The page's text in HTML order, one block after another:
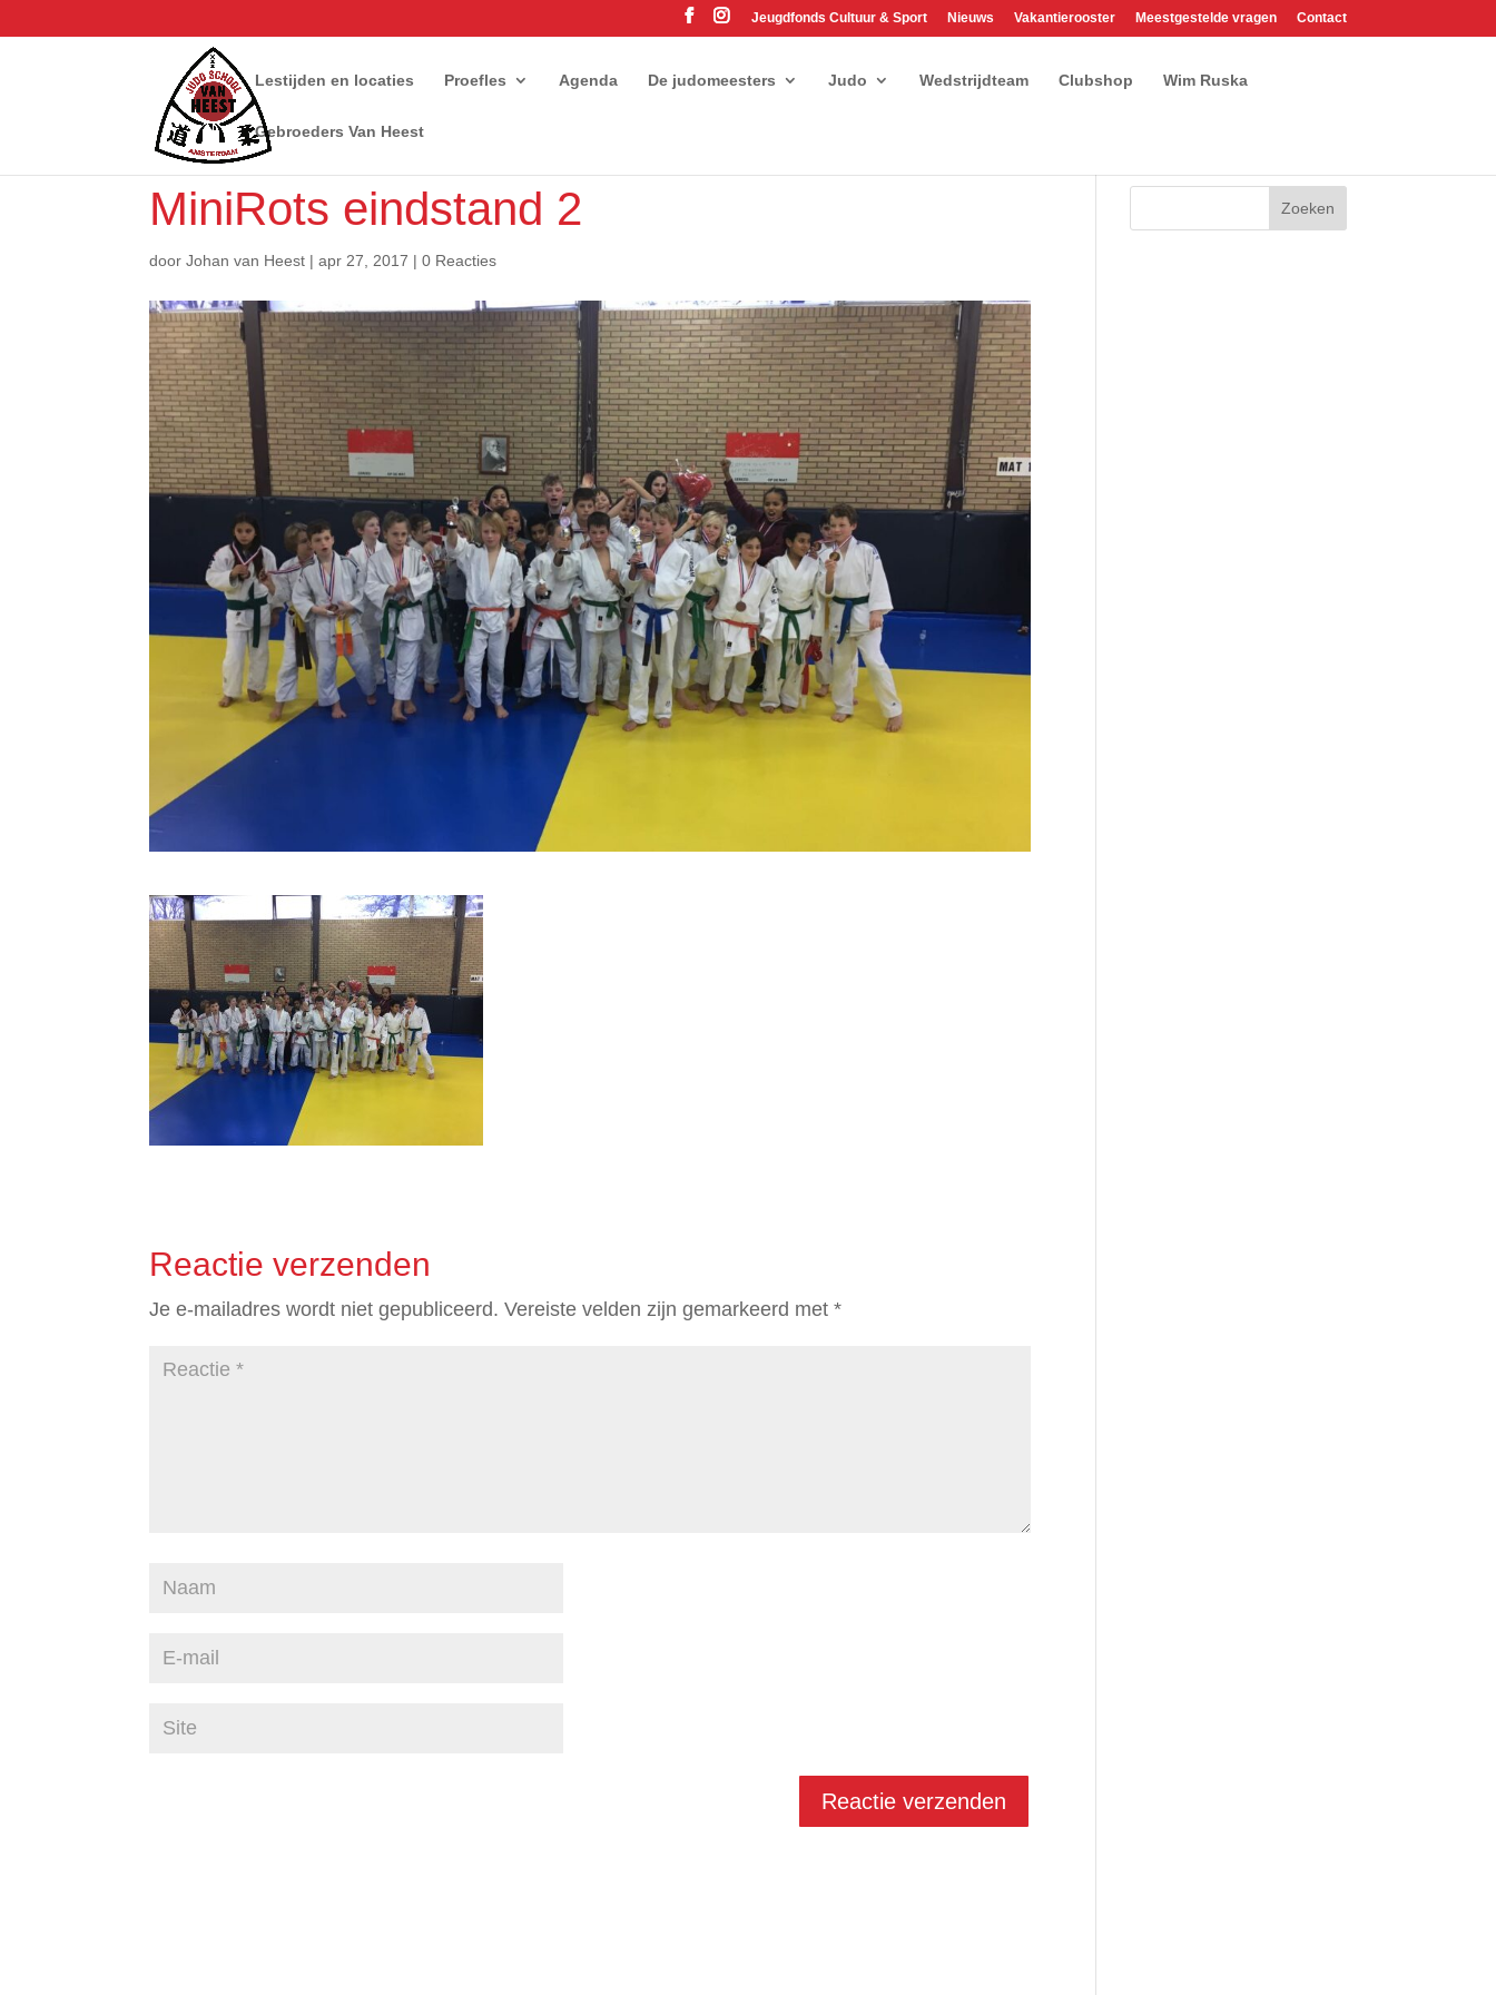
Jeugdfonds Cultuur & Sport Nieuws Vakantierooster Meestgestelde vragen Contact
Lestijden en locaties Proefles Agenda De judomeesters Judo Wedstrijdteam Clubshop Wim Ruska
Gebroeders Van Heest
MiniRots eindstand 2
doorJohan van Heest |apr 27, 2017 |0 Reacties
Reactie verzenden
Je e-mailadres wordt niet gepubliceerd. Vereiste velden zijn gemarkeerd met*